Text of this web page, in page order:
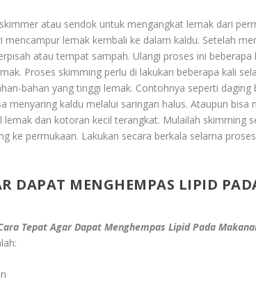
atau sendok untuk mengangkat lemak dari
mencampur lemak kembali ke dalam kaldu. Setelah
atau tempat sampah. Ulangi proses ini
Proses skimming perlu di lakukan beberapa kali
bahan yang tinggi lemak. Contohnya seperti
menyaring kaldu melalui saringan halus. Ataupun bisa
dan kotoran kecil terangkat. Mulailah skimming
ke permukaan. Lakukan secara berkala selama
DAPAT MENGHEMPAS LIPID
Tepat Agar Dapat Menghempas Lipid Pada